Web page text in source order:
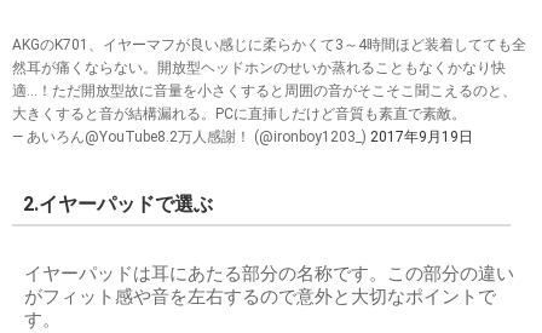
AKGのK701、イヤーマフが良い感じに柔らかくて3～4時間ほど装着してても全
然耳が痛くならない。開放型ヘッドホンのせいか蒸れることもなくかなり快
適…！ただ開放型故に音量を小さくすると周囲の音がそこそこ聞こえるのと、
大きくすると音が結構漏れる。PCに直挿しだけど音質も素直で素敵。
— あいろん@YouTube8.2万人感謝！ (@ironboy1203_) 2017年9月19日
2.イヤーパッドで選ぶ
イヤーパッドは耳にあたる部分の名称です。この部分の違い
がフィット感や音を左右するので意外と大切なポイントで
す。